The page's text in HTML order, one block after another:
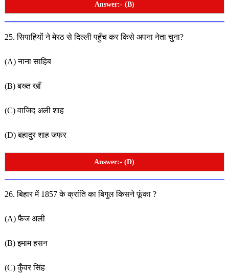
Answer:- (B)
25. सिपाहियों ने मेरठ से दिल्ली पहुँच कर किसे अपना नेता चुना?
(A) नाना साहिब
(B) बख्त खाँ
(C) वाजिद अली शाह
(D) बहादुर शाह जफर
Answer:- (D)
26. बिहार में 1857 के क्रांति का बिगुल किसने फूंका ?
(A) फैज अली
(B) इमाम हसन
(C) कुँवर सिंह